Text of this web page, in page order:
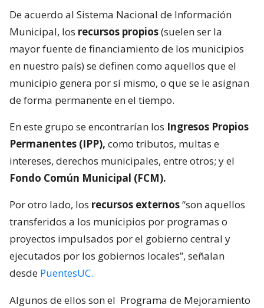
De acuerdo al Sistema Nacional de Información
Municipal, los recursos propios(suelen ser la
mayor fuente de financiamiento de los municipios
en nuestro país) se definen como aquellos que el
municipio genera por sí mismo, o que se le asignan
de forma permanente en el tiempo.
En este grupo se encontrarían los Ingresos Propios
Permanentes (IPP), como tributos, multas e
intereses, derechos municipales, entre otros; y el
Fondo Común Municipal (FCM).
Por otro lado, los recursos externos“son aquellos
transferidos a los municipios por programas o
proyectos impulsados por el gobierno central y
ejecutados por los gobiernos locales”, señalan
desde PuentesUC.
Algunos de ellos son el Programa de Mejoramiento